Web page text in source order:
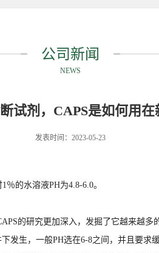
公司新闻
NEWS
试剂，CAPS是如何用
发表时间：2023-05-23
的水溶液PH为4.8-6.0。
的研究更加深入，发掘了它越来越
发生，一般PH选在6-8之间，并且要